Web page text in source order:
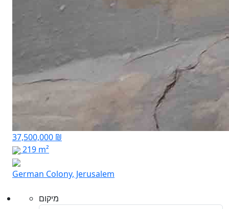
37,500,000 ₪
219 m²
German Colony, Jerusalem
מיקום